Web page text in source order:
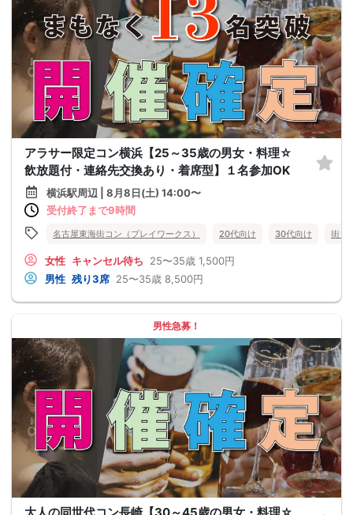
アラサー限定コン横浜【25～35歳の男女・料理☆
飲放題付・連絡先交換あり・着席型】１名参加OK
横浜駅周辺 | 8月8日(土) 14:00〜
受付終了まで9時間
名古屋東海街コン（プレイワークス） 20代向け 30代向け 街コ
女性 キャンセル待ち 25〜35歳 1,500円
男性 残り3席 25〜35歳 8,500円
男性急募！